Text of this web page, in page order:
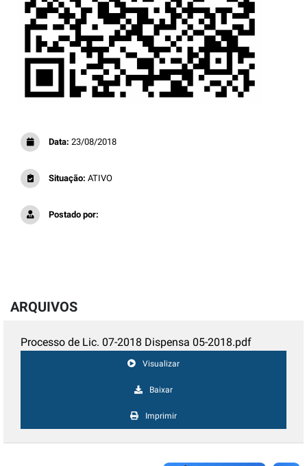
Data: 23/08/2018
Situação: ATIVO
Postado por:
ARQUIVOS
Processo de Lic. 07-2018 Dispensa 05-2018.pdf
Visualizar
Baixar
Imprimir